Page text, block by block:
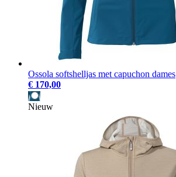
Ossola softshelljas met capuchon dames
€ 170,00
Nieuw